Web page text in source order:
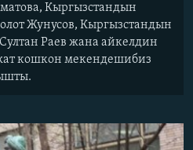
Кыргызстандын
Жунусов, Кыргызстандын
Раев жана айкелдин
кошкон мекендешибиз